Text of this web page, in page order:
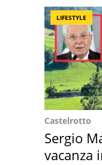
LIFESTYLE
Castelrotto
Sergio
vacanza